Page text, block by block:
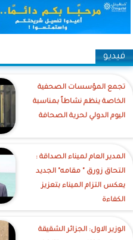
فيديو
تجمع المؤسسات الصحفية
الخاصة ينظم نشاطاً بمناسبة
اليوم الدولي لحرية الصحافة
‎المدير العام لميناء الصداقة :
التحاق زورق " مقامه" الجديد
يعكس التزام الميناء بتعزيز
الكفاءة
الوزير الاول: الجزائر الشقيقة